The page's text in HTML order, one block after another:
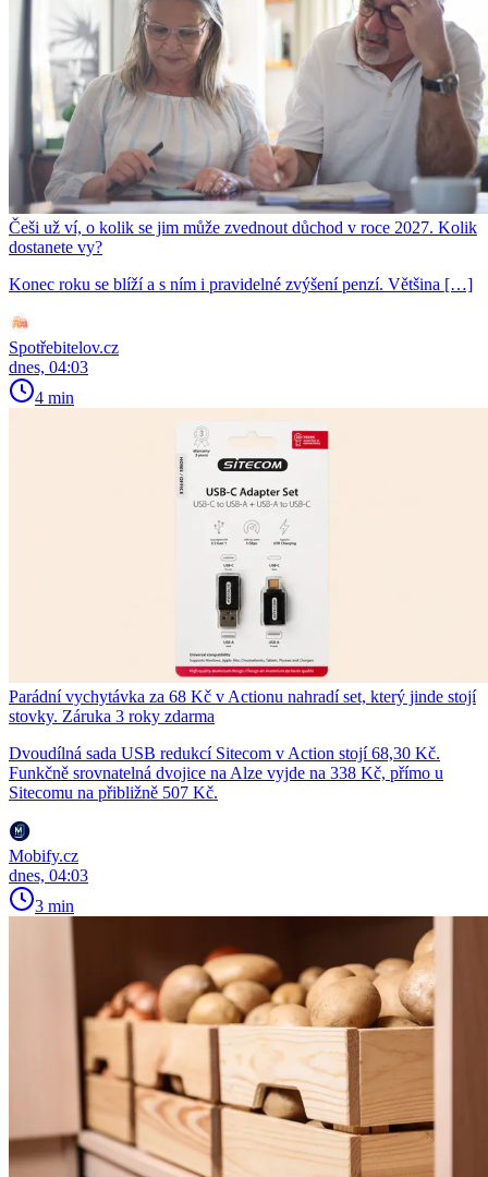
Češi už ví, o kolik se jim může zvednout důchod v roce 2027. Kolik
dostanete vy?
Konec roku se blíží a s ním i pravidelné zvýšení penzí. Většina […]
Spotřebitelov.cz
dnes, 04:03
4 min
Parádní vychytávka za 68 Kč v Actionu nahradí set, který jinde stojí
stovky. Záruka 3 roky zdarma
Dvoudílná sada USB redukcí Sitecom v Action stojí 68,30 Kč.
Funkčně srovnatelná dvojice na Alze vyjde na 338 Kč, přímo u
Sitecomu na přibližně 507 Kč.
Mobify.cz
dnes, 04:03
3 min